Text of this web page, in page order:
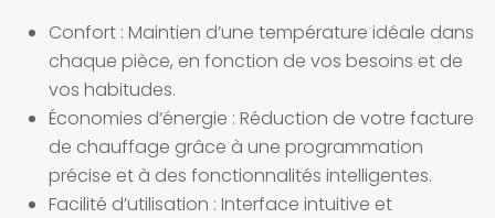
Confort : Maintien d’une température idéale dans
chaque pièce, en fonction de vos besoins et de
vos habitudes.
Économies d’énergie : Réduction de votre facture
de chauffage grâce à une programmation
précise et à des fonctionnalités intelligentes.
Facilité d’utilisation : Interface intuitive et